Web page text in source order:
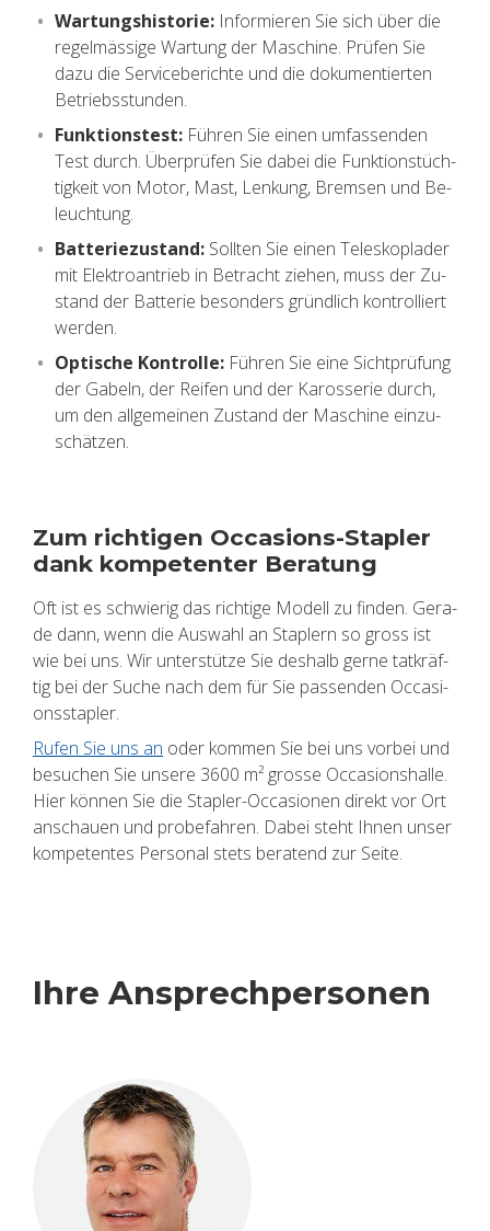
War­tungs­his­to­rie: In­for­mie­ren Sie sich über die
re­gel­mäs­si­ge War­tung der Ma­schi­ne. Prü­fen Sie
dazu die Ser­vice­be­rich­te und die do­ku­men­tier­ten
Be­triebs­stun­den.
Funk­ti­ons­test: Füh­ren Sie einen um­fas­sen­den
Test durch. Über­prü­fen Sie dabei die Funk­ti­ons­tüch­
tig­keit von Motor, Mast, Len­kung, Brem­sen und Be­
leuch­tung.
Bat­te­rie­zu­stand: Soll­ten Sie einen Te­le­skop­la­der
mit Elek­tro­an­trieb in Be­tracht zie­hen, muss der Zu­
stand der Bat­te­rie be­son­ders gründ­lich kon­trol­liert
wer­den.
Op­ti­sche Kon­trol­le: Füh­ren Sie eine Sicht­prü­fung
der Ga­beln, der Rei­fen und der Ka­ros­se­rie durch,
um den all­ge­mei­nen Zu­stand der Ma­schi­ne ein­zu­
schät­zen.
Zum rich­ti­gen Oc­ca­si­ons-Stap­ler
dank kom­pe­ten­ter Be­ra­tung
Oft ist es schwie­rig das rich­ti­ge Mo­dell zu fin­den. Ge­ra­
de dann, wenn die Aus­wahl an Stap­lern so gross ist
wie bei uns. Wir un­ter­stüt­ze Sie des­halb gerne tat­kräf­
tig bei der Suche nach dem für Sie pas­sen­den Oc­ca­si­
ons­stap­ler.
Rufen Sie uns an oder kom­men Sie bei uns vor­bei und
be­su­chen Sie un­se­re 3600 m² gros­se Oc­ca­si­ons­hal­le.
Hier kön­nen Sie die Stap­ler-Oc­ca­sio­nen di­rekt vor Ort
an­schau­en und pro­be­fah­ren. Dabei steht Ihnen unser
kom­pe­ten­tes Per­so­nal stets be­ra­tend zur Seite.
Ihre An­sprech­per­so­nen